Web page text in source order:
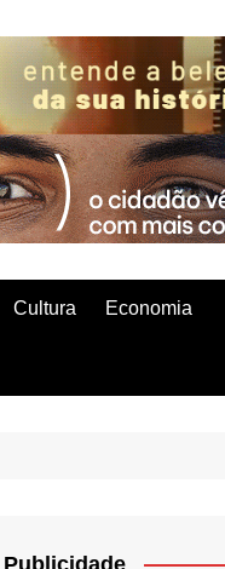
Cultura Economia
Publicidade